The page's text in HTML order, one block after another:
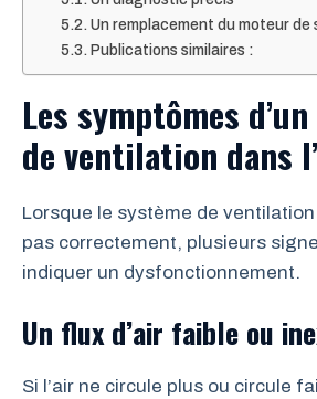
Un remplacement du moteur de
Publications similaires :
Les symptômes
de ventilation dans
Lorsque le système de
pas correctement, plusieurs
indiquer un dysfonctionnement.
Un flux d’air faible ou
Si l’air ne circule plus ou circule